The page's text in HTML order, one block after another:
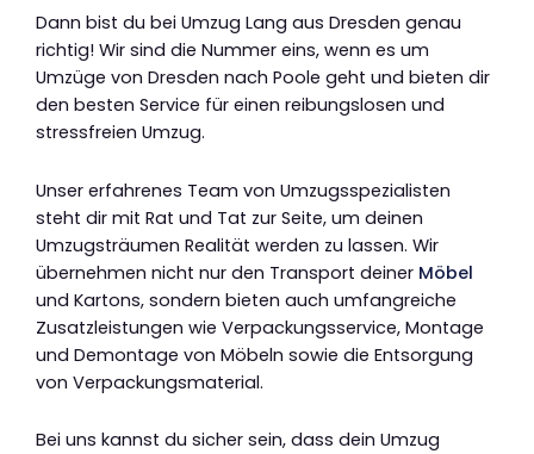
Dann bist du bei Umzug Lang aus Dresden genau
richtig! Wir sind die Nummer eins, wenn es um
Umzüge von Dresden nach Poole geht und bieten dir
den besten Service für einen reibungslosen und
stressfreien Umzug.
Unser erfahrenes Team von Umzugsspezialisten
steht dir mit Rat und Tat zur Seite, um deinen
Umzugsträumen Realität werden zu lassen. Wir
übernehmen nicht nur den Transport deiner Möbel
und Kartons, sondern bieten auch umfangreiche
Zusatzleistungen wie Verpackungsservice, Montage
und Demontage von Möbeln sowie die Entsorgung
von Verpackungsmaterial.
Bei uns kannst du sicher sein, dass dein Umzug